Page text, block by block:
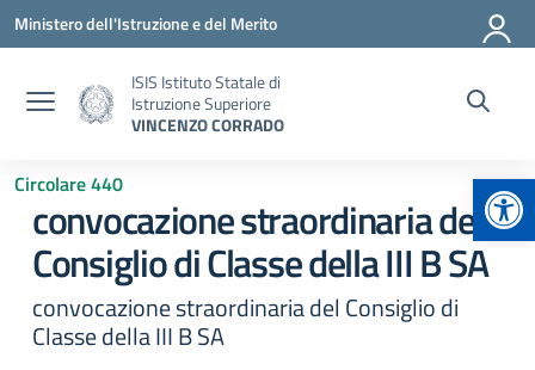
Vai ai contenuti
Vai al menu di navigazione
Vai al footer
Ministero dell'Istruzione e del Merito
ISIS Istituto Statale di
Istruzione Superiore
VINCENZO CORRADO
Circolare 440
convocazione straordinaria del
Consiglio di Classe della III B SA
convocazione straordinaria del Consiglio di
Classe della III B SA